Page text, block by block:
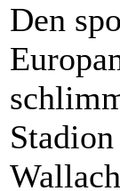
Den